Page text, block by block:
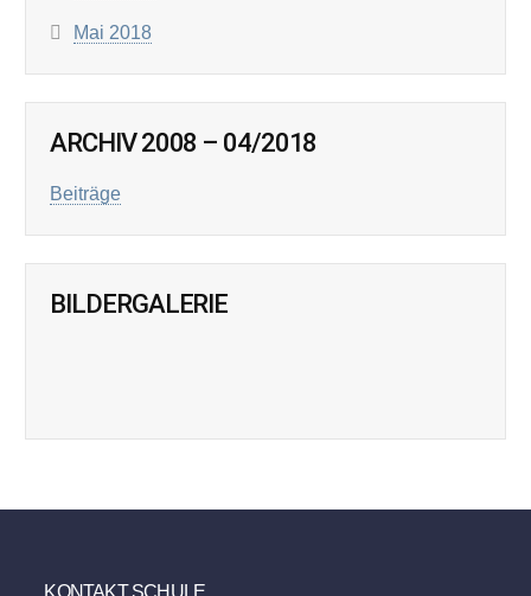
Mai 2018
ARCHIV 2008 – 04/2018
Beiträge
BILDERGALERIE
KONTAKT SCHULE